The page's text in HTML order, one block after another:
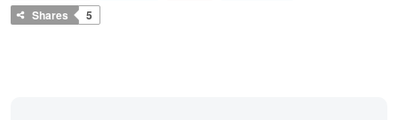
Shares
5